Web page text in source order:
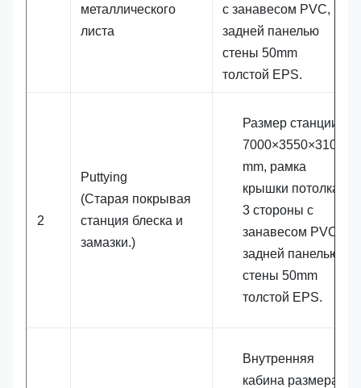
металлического
листа
с занавесом PVC,
задней панелью
стены 50mm
толстой EPS.
2
Puttying
(Старая покрывая
станция блеска и
замазки.)
Размер станции:
7000×3550×3100
mm, рамка
крышки потолка,
3 стороны с
занавесом PVC,
задней панелью
стены 50mm
толстой EPS.
Внутренняя
кабина размера